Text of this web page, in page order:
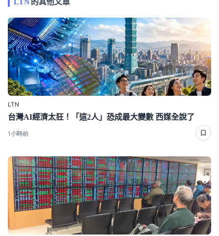
LTN的其他文章
LTN
台灣AI經濟太狂！「這2人」恐成最大變數 西媒全說了
1小時前